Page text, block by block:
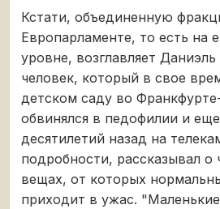
Кстати, объединенную
Европарламенте, то есть на
уровне, возглавляет
человек, который в свое
детском саду во
обвинялся в педофилии и
десятилетий назад на
подробности, рассказывал
вещах, от которых
приходит в ужас.